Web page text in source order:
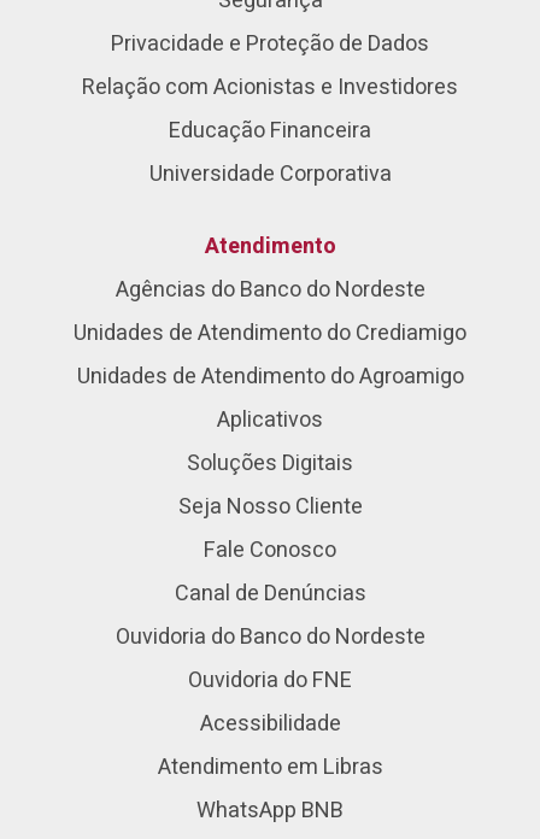
Privacidade e Proteção de Dados
Relação com Acionistas e Investidores
Educação Financeira
Universidade Corporativa
Atendimento
Agências do Banco do Nordeste
Unidades de Atendimento do Crediamigo
Unidades de Atendimento do Agroamigo
Aplicativos
Soluções Digitais
Seja Nosso Cliente
Fale Conosco
Canal de Denúncias
Ouvidoria do Banco do Nordeste
Ouvidoria do FNE
Acessibilidade
Atendimento em Libras
WhatsApp BNB